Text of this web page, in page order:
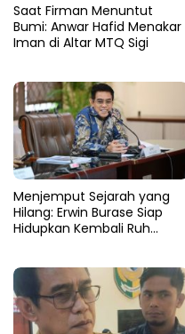
Saat Firman Menuntut
Bumi: Anwar Hafid Menakar
Iman di Altar MTQ Sigi
Menjemput Sejarah yang
Hilang: Erwin Burase Siap
Hidupkan Kembali Ruh
Kuliner Parigi